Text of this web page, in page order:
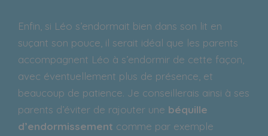
Enfin, si Léo s’endormait bien dans son lit en
suçant son pouce, il serait idéal que les parents
accompagnent Léo à s’endormir de cette façon,
avec éventuellement plus de présence, et
beaucoup de patience. Je conseillerais ainsi à ses
parents d’éviter de rajouter une béquille
d’endormissement comme par exemple